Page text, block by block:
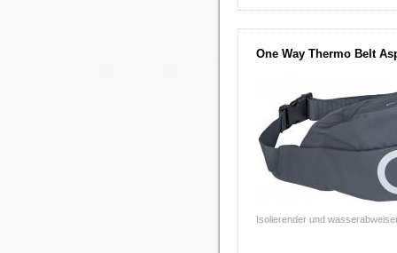
One Way Thermo Belt
Isolierender und